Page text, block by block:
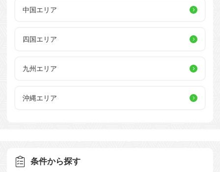
中国エリア
四国エリア
九州エリア
沖縄エリア
条件から探す